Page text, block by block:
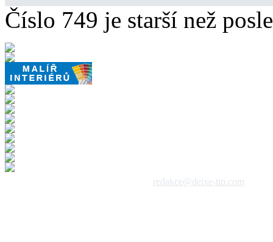
Číslo 749 je starší než
redakce@deixe-tip.com